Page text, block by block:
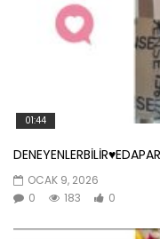
01:44
OCAK 9, 2026
0
183 0